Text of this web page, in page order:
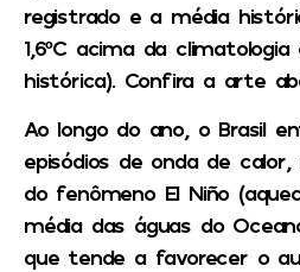
registrado e a média
1,6ºC acima da climatologia
histórica). Confira a arte
Ao longo do ano, o Brasil
episódios de onda de
do fenômeno El Niño
média das águas do
que tende a favorecer o